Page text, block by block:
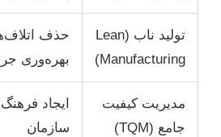
تولید ناب (Lean
Manufacturing)
حذف
بهره‌وری
مدیریت کیفیت
جامع (TQM)
ایجاد
سازمان